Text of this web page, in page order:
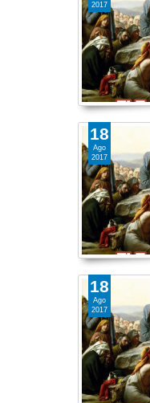
2017
18
Ago
2017
18
Ago
2017